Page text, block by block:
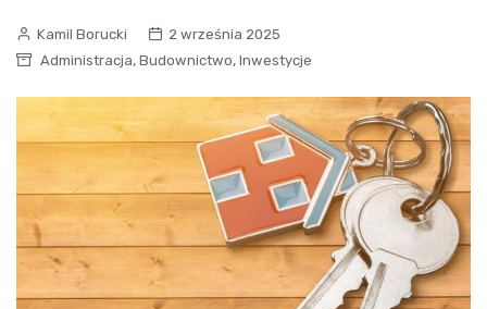
Kamil Borucki
2 września 2025
Administracja, Budownictwo, Inwestycje